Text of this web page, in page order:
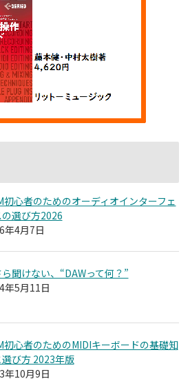
初心者のためのオーディオインターフェ
の選び方2026
年4月7日
聞けない、“DAWって何？”
年5月11日
初心者のためのMIDIキーボードの基礎知
び方 2023年版
年10月9日